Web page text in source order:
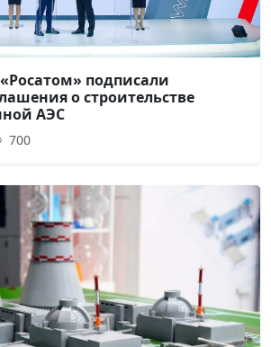
подписали
о строительстве
АЭС
700